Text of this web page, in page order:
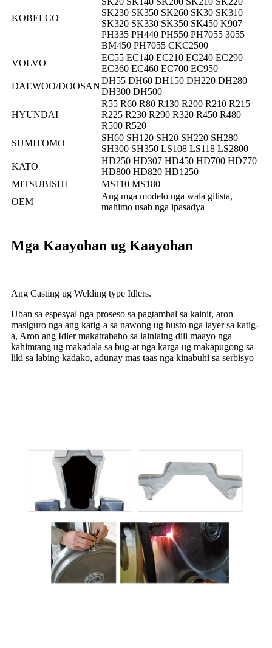
KOBELCO
SK230 SK350 SK260 SK30 SK310
SK320 SK330 SK350 SK450 K907
PH335 PH440 PH550 PH7055 3055
BM450 PH7055 CKC2500
VOLVO
EC55 EC140 EC210 EC240 EC290
EC360 EC460 EC700 EC950
DAEWOO/DOOSAN
DH55 DH60 DH150 DH220 DH280
DH300 DH500
HYUNDAI
R55 R60 R80 R130 R200 R210 R215
R225 R230 R290 R320 R450 R480
R500 R520
SUMITOMO
SH60 SH120 SH20 SH220 SH280
SH300 SH350 LS108 LS118 LS2800
KATO
HD250 HD307 HD450 HD700 HD770
HD800 HD820 HD1250
MITSUBISHI
MS110 MS180
OEM
Ang mga modelo nga wala gilista,
mahimo usab nga ipasadya
Mga Kaayohan ug Kaayohan
Ang Casting ug Welding type Idlers.
Uban sa espesyal nga proseso sa pagtambal sa kainit, aron
masiguro nga ang katig-a sa nawong ug husto nga layer sa katig-
a, Aron ang Idler makatrabaho sa lainlaing dili maayo nga
kahimtang ug makadala sa bug-at nga karga ug makapugong sa
liki sa labing kadako, adunay mas taas nga kinabuhi sa serbisyo